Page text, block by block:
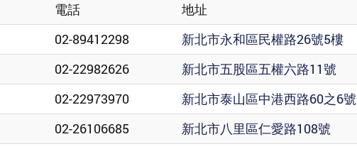
電話
地址
02-89412298
新北市永和區民權路26號5樓
02-22982626
新北市五股區五權六路11號
02-22973970
新北市泰山區中港西路60之6號
02-26106685
新北市八里區仁愛路108號